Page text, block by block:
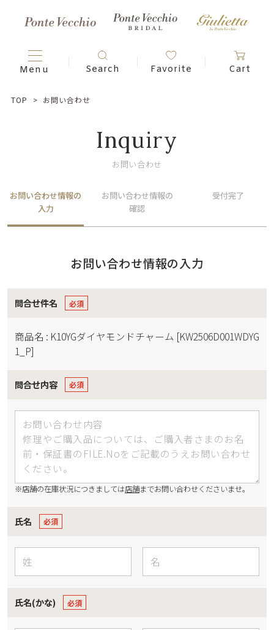
TOP お問い合わせ
Inquiry
お問い合わせ
お問い合わせ情報の
入力
お問い合わせ情報の
確認
受付完了
お問い合わせ情報の入力
問合せ件名
商品名 : K10YGダイヤモンドチャーム [KW2506D001WDYG
1_P]
問合せ内容
※店舗の在庫状況につきましては店舗までお問い合わせくださいませ。
氏名
氏名(かな)